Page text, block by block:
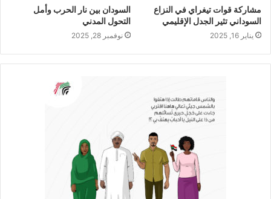
مشاركة قوات تيغراي في النزاع
السوداني تثير الجدل الإقليمي
يناير 16, 2025
السودان بين نار الحرب وأمل
التحول المدني
نوفمبر 28, 2025